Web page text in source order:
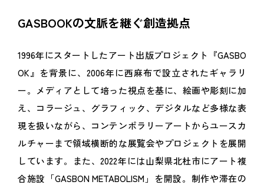
GASBOOKの文脈を継ぐ創造拠点
1996年にスタートしたアート出版プロジェクト『GASBO
OK』を背景に、2006年に西麻布で設立されたギャラリ
ー。メディアとして培った視点を基に、絵画や彫刻に加
え、コラージュ、グラフィック、デジタルなど多様な表
現を扱いながら、コンテンポラリーアートからユースカ
ルチャーまで領域横断的な展覧会やプロジェクトを展開
しています。また、2022年には山梨県北杜市にアート複
合施設「GASBON METABOLISM」を開設。制作や滞在の